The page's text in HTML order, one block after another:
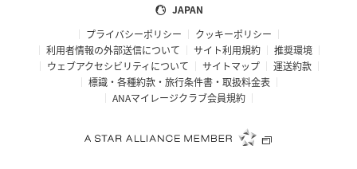
JAPAN
プライバシーポリシー
クッキーポリシー
利用者情報の外部送信について
サイト利用規約
推奨環境
ウェブアクセシビリティについて
サイトマップ
運送約款
標識・各種約款・旅行条件書・取扱料金表
ANAマイレージクラブ会員規約